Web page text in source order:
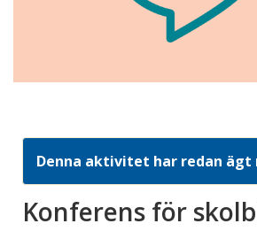
Denna aktivitet har redan ägt
Konferens för